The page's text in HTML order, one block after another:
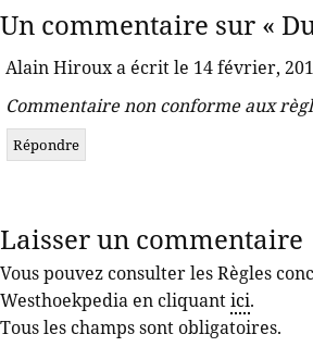
Un commentaire sur «
Alain Hiroux a écrit le 14 février,
Commentaire non conforme aux
Répondre
Laisser un commentaire
Vous pouvez consulter les Règles
Westhoekpedia en cliquantici.
Tous les champs sont obligatoires.